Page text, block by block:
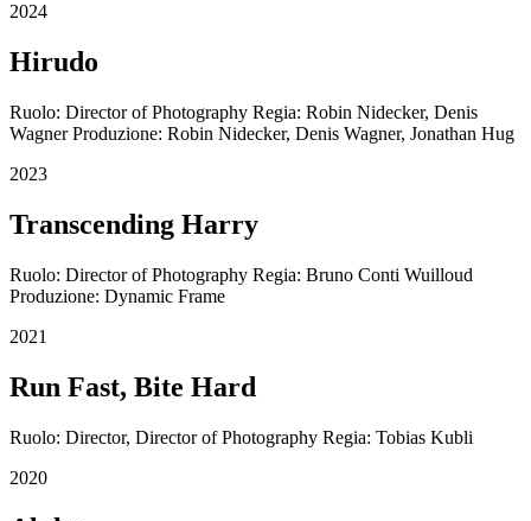
2024
Hirudo
Ruolo: Director of Photography Regia: Robin Nidecker, Denis
Wagner Produzione: Robin Nidecker, Denis Wagner, Jonathan Hug
2023
Transcending Harry
Ruolo: Director of Photography Regia: Bruno Conti Wuilloud
Produzione: Dynamic Frame
2021
Run Fast, Bite Hard
Ruolo: Director, Director of Photography Regia: Tobias Kubli
2020